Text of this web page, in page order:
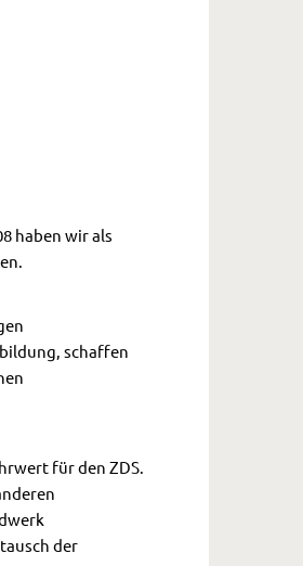
haben wir als
schaffen
für den ZDS.
der